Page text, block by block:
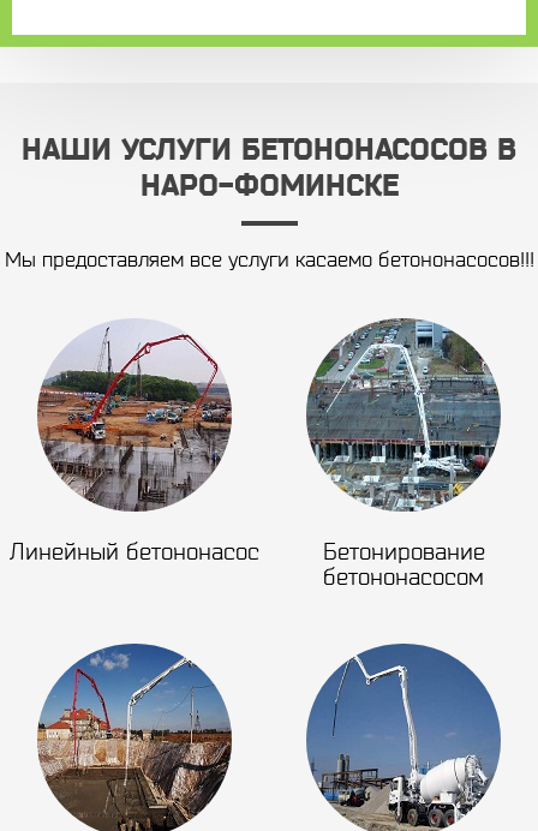
НАШИ УСЛУГИ БЕТОНОНАСОСОВ В
НАРО-ФОМИНСКЕ
Мы предоставляем все услуги касаемо бетононасосов!!!
Линейный бетононасос
Бетонирование
бетононасосом